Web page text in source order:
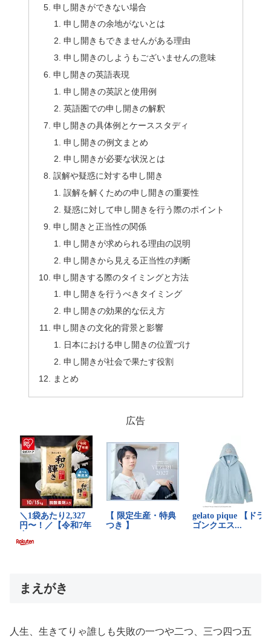
申し開きができない場合
申し開きの余地がないとは
申し開きもできませんがある理由
申し開きのしようもございませんの意味
申し開きの英語表現
申し開きの英訳と使用例
英語圏での申し開きの解釈
申し開きの具体例とケーススタディ
申し開きの例文まとめ
申し開きが必要な状況とは
誤解や疑惑に対する申し開き
誤解を解くための申し開きの重要性
疑惑に対して申し開きを行う際のポイント
申し開きと正当性の関係
申し開きが求められる理由の説明
申し開きから見える正当性の判断
申し開きする際のタイミングと方法
申し開きを行うべきタイミング
申し開きの効果的な伝え方
申し開きの文化的背景と影響
日本における申し開きの位置づけ
申し開きが社会で果たす役割
まとめ
広告
まえがき
人生、生きてりゃ誰しも失敗の一つや二つ、三つ四つ五